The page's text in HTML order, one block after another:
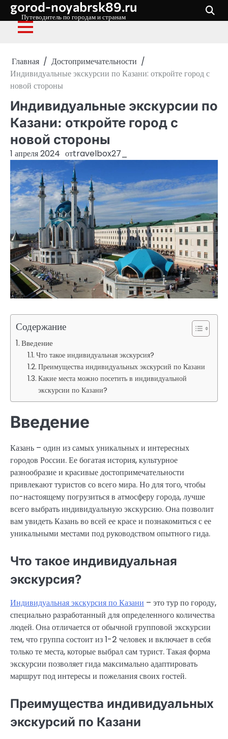
Перейти
содержимому
gorod-noyabrsk89.ru
Путеводитель по городам и странам
Главная
Достопримечательности
Индивидуальные экскурсии по Казани: откройте город с
новой стороны
Индивидуальные экскурсии по
Казани: откройте город с
новой стороны
1 апреля 2024 отtravelbox27_
Содержание
Введение
Что такое индивидуальная экскурсия?
Преимущества индивидуальных экскурсий по Казани
Какие места можно посетить в индивидуальной
экскурсии по Казани?
Введение
Казань – один из самых уникальных и интересных
городов России. Ее богатая история, культурное
разнообразие и красивые достопримечательности
привлекают туристов со всего мира. Но для того, чтобы
по-настоящему погрузиться в атмосферу города, лучше
всего выбрать индивидуальную экскурсию. Она позволит
вам увидеть Казань во всей ее красе и познакомиться с ее
уникальными местами под руководством опытного гида.
Что такое индивидуальная
экскурсия?
Индивидуальная экскурсия по Казани – это тур по городу,
специально разработанный для определенного количества
людей. Она отличается от обычной групповой экскурсии
тем, что группа состоит из 1-2 человек и включает в себя
только те места, которые выбрал сам турист. Такая форма
экскурсии позволяет гида максимально адаптировать
маршрут под интересы и пожелания своих гостей.
Преимущества индивидуальных
экскурсий по Казани